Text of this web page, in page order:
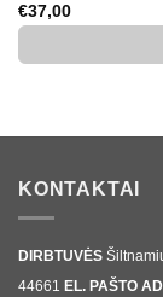
€37,00
KONTAKTAI
DIRBTUVĖS
44661 EL. PAŠTO